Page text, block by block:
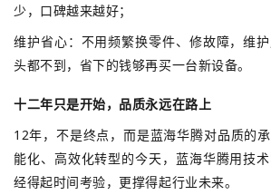
少，口碑越来越好；
维护省心：不用频繁换零件、修故障，维
头都不到，省下的钱够再买一台新设备。
十二年只是开始，品质永远在路上
12年，不是终点，而是蓝海华腾对品质的
能化、高效化转型的今天，蓝海华腾用技术
经得起时间考验，更撑得起行业未来。